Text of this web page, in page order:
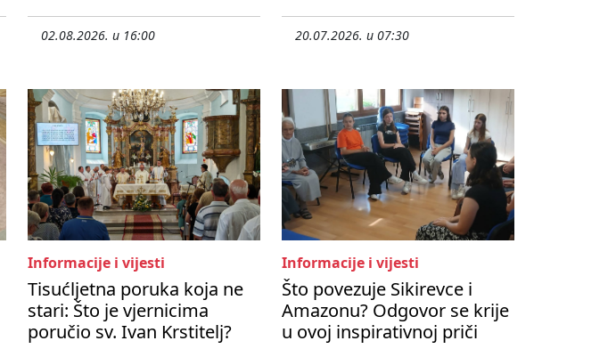
02.08.2026. u 16:00 20.07.2026. u 07:30
Informacije i vijesti
Tisućljetna poruka koja ne
stari: Što je vjernicima
poručio sv. Ivan Krstitelj?
Informacije i vijesti
Što povezuje Sikirevce i
Amazonu? Odgovor se krije
u ovoj inspirativnoj priči